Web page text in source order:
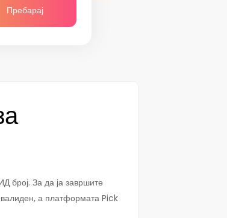
Пребарај
број. За да ја завршите
а платформата Pick